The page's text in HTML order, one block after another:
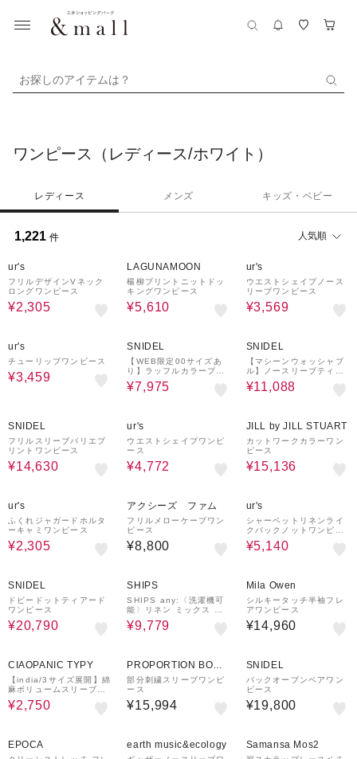
お探しのアイテムは？
ワンピース（レディース/ホワイト）
レディース メンズ キッズ・ベビー
1,221 件 人気順
ur's
フリルデザインVネック
ロングワンピース
¥2,305
LAGUNAMOON
楊柳プリントニットドッ
キングワンピース
¥5,610
ur's
ウエストシェイプノース
リーブワンピース
¥3,569
ur's
チューリップワンピース
¥3,459
SNIDEL
【WEB限定00サイズあ
り】ラッフルカラープリ
ントワンピース
¥7,975
SNIDEL
【マシーンウォッシャブ
ル】ノースリーブティア
ードワンピース
¥11,088
SNIDEL
フリルスリーブバリエプ
リントワンピース
¥14,630
ur's
ウエストシェイプワンピ
ース
¥4,772
JILL by JILL STUART
カットワークカラーワン
ピース
¥15,136
ur's
ふくれジャガードホルタ
ーキャミワンピース
¥2,305
アクシーズ ファム
フリルメローケープワン
ピース
¥8,800
ur's
シャーベットリネンライ
クバックノットワンピー
ス
¥5,140
SNIDEL
ドビードットティアード
ワンピース
¥20,790
SHIPS
SHIPS any:〈洗濯機可
能〉リネン ミックス ボ
リュームスリーブ ストラ
イプ ワンピース
¥9,779
Mila Owen
シルキータッチ半袖フレ
アワンピース
¥14,960
CIAOPANIC TYPY
【india/3サイズ展開】綿
麻ボリュームスリーブワ
ンピース
¥2,750
PROPORTION BODY
DRESSING
部分刺繍スリーブワンピ
ース
¥15,994
SNIDEL
バックオープンベアワン
ピース
¥19,800
EPOCA earth music&ecology Samansa Mos2